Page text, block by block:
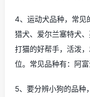
4、运动犬品种，常见
猎犬、爱尔兰塞特犬
打猫的好帮手，活泼
位。常见品种有：阿
5、要分辨小狗的品种